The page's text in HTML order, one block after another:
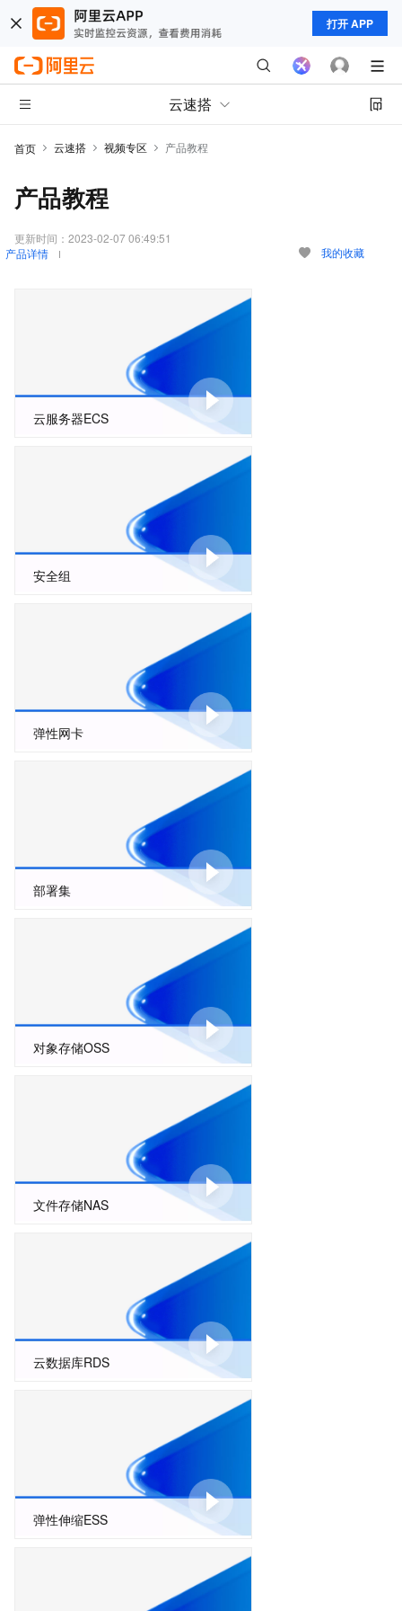
打开 APP
云速搭
首页 云速搭 视频专区 产品教程
产品教程
更新时间： 2023-02-07 06:49:51
产品详情
我的收藏
云服务器ECS
安全组
弹性网卡
部署集
对象存储OSS
文件存储NAS
云数据库RDS
弹性伸缩ESS